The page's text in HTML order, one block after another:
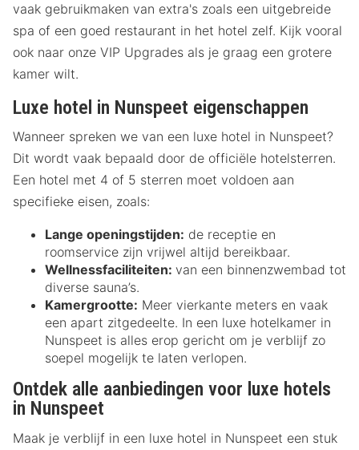
vaak gebruikmaken van extra's zoals een uitgebreide
spa of een goed restaurant in het hotel zelf. Kijk vooral
ook naar onze VIP Upgrades als je graag een grotere
kamer wilt.
Luxe hotel in Nunspeet eigenschappen
Wanneer spreken we van een luxe hotel in Nunspeet?
Dit wordt vaak bepaald door de officiële hotelsterren.
Een hotel met 4 of 5 sterren moet voldoen aan
specifieke eisen, zoals:
Lange openingstijden: de receptie en
roomservice zijn vrijwel altijd bereikbaar.
Wellnessfaciliteiten: van een binnenzwembad tot
diverse sauna’s.
Kamergrootte: Meer vierkante meters en vaak
een apart zitgedeelte. In een luxe hotelkamer in
Nunspeet is alles erop gericht om je verblijf zo
soepel mogelijk te laten verlopen.
Ontdek alle aanbiedingen voor luxe hotels
in Nunspeet
Maak je verblijf in een luxe hotel in Nunspeet een stuk